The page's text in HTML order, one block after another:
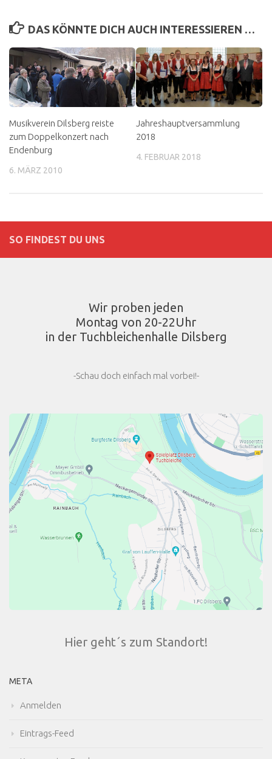
DAS KÖNNTE DICH AUCH INTERESSIEREN …
Musikverein Dilsberg reiste
zum Doppelkonzert nach
Endenburg
6. MÄRZ 2010
Jahreshauptversammlung
2018
4. FEBRUAR 2018
SO FINDEST DU UNS
Wir proben jeden
Montag von 20-22Uhr
in der Tuchbleichenhalle Dilsberg
-Schau doch einfach mal vorbei!-
Hier geht´s zum Standort!
META
Anmelden
Eintrags-Feed